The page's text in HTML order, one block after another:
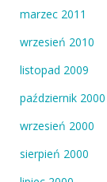
marzec 2011
wrzesień 2010
listopad 2009
październik 2000
wrzesień 2000
sierpień 2000